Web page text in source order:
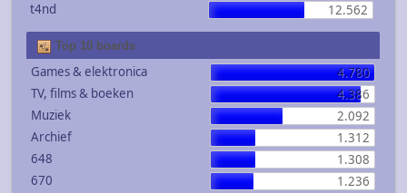
t4nd
12.562
Top 10 boards
Games & elektronica
4.780
TV, films & boeken
4.386
Muziek
2.092
Archief
1.312
648
1.308
670
1.236